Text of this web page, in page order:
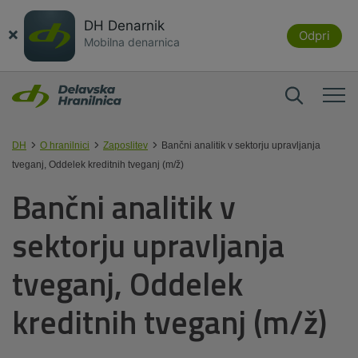
× DH Denarnik
Mobilna denarnica Odpri
DH O hranilnici Zaposlitev
Bančni analitik v sektorju upravljanja
tveganj, Oddelek kreditnih tveganj (m/ž)
Bančni analitik v
sektorju upravljanja
tveganj, Oddelek
kreditnih tveganj (m/ž)